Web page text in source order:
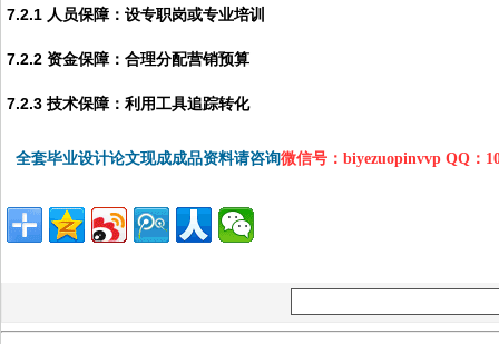
7.2.1 人员保障：设专职岗或专业培训
7.2.2 资金保障：合理分配营销预算
7.2.3 技术保障：利用工具追踪转化
全套毕业设计论文现成成品资料请咨询微信号：biyezuopinvvp QQ